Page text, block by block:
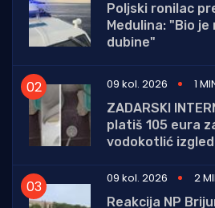
Poljski ronilac
Medulina: "Bio
dubine"
09 kol. 2026
1
ZADARSKI
platiš 105 eura
vodokotlić
09 kol. 2026
2
Reakcija NP